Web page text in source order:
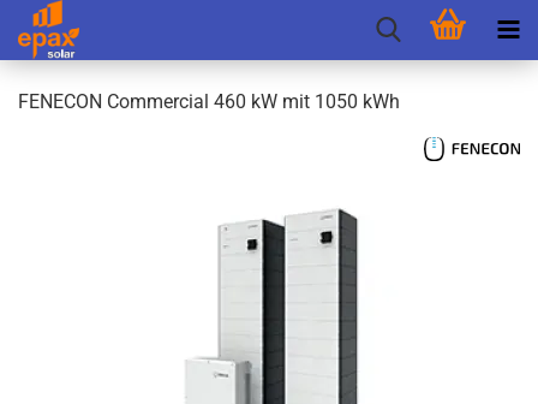
FEN­E­CON Com­mer­cial 460 kW mit 1050 kWh